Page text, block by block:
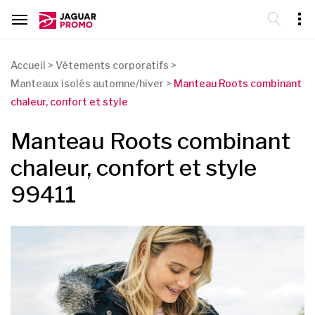
Accueil > Vêtements corporatifs >
Manteaux isolés automne/hiver > Manteau Roots combinant
chaleur, confort et style
Manteau Roots combinant
chaleur, confort et style
99411